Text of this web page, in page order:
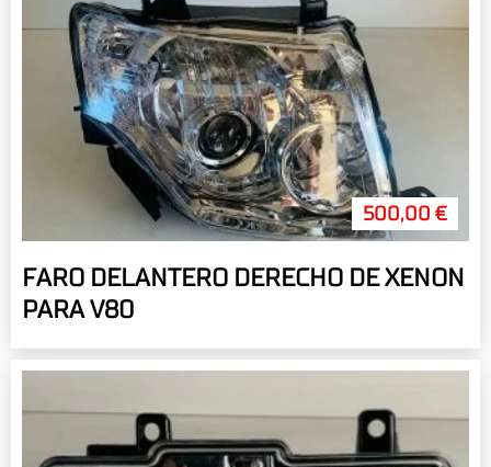
500,00 €
FARO DELANTERO DERECHO DE XENON
PARA V80